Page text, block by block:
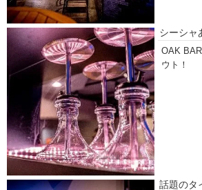
シーシャ
OAK
ウト！
話題のタ